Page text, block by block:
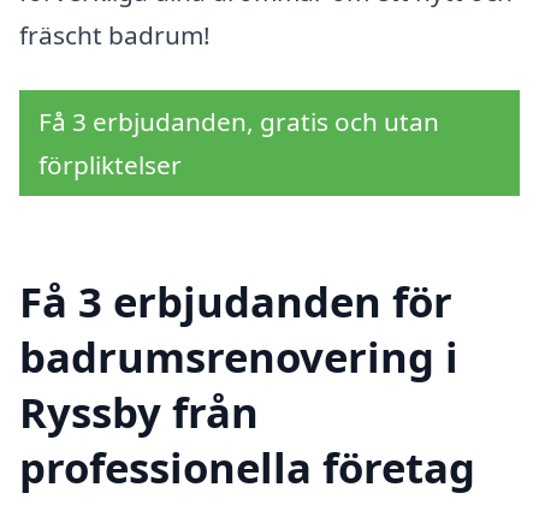
fräscht badrum!
Få 3 erbjudanden, gratis och utan
förpliktelser
Få 3 erbjudanden för
badrumsrenovering i
Ryssby från
professionella företag